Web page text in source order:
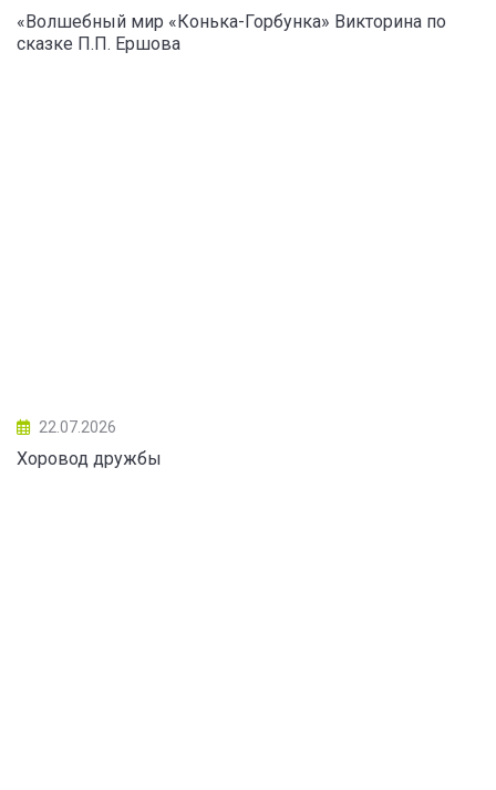
«Волшебный мир «Конька-Горбунка» Викторина по
сказке П.П. Ершова
22.07.2026
Хоровод дружбы